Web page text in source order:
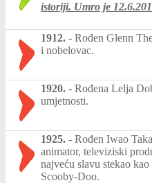
istoriji. Umro je
1912. - Rođen Glenn
i nobelovac.
1920. - Rođena Lelja
umjetnosti.
1925. - Rođen Iwao
animator, televiziski
najveću slavu stekao
Scooby-Doo.